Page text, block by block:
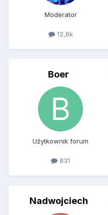
Moderator
12,6k
Boer
Użytkownik forum
831
Nadwojciech